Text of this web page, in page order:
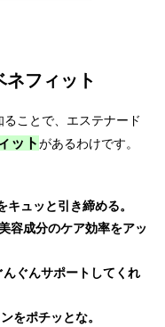
ネフィット
ことで、エステナード
ットがあるわけです。
ュッと引き締める。
容成分のケア効率をアッ
ぐんサポートしてくれ
をポチッとな。